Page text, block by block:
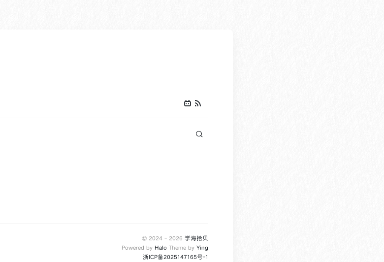
© 2024 - 2026 学海拾贝
Powered by Halo Theme by Ying
浙ICP备2025147165号-1